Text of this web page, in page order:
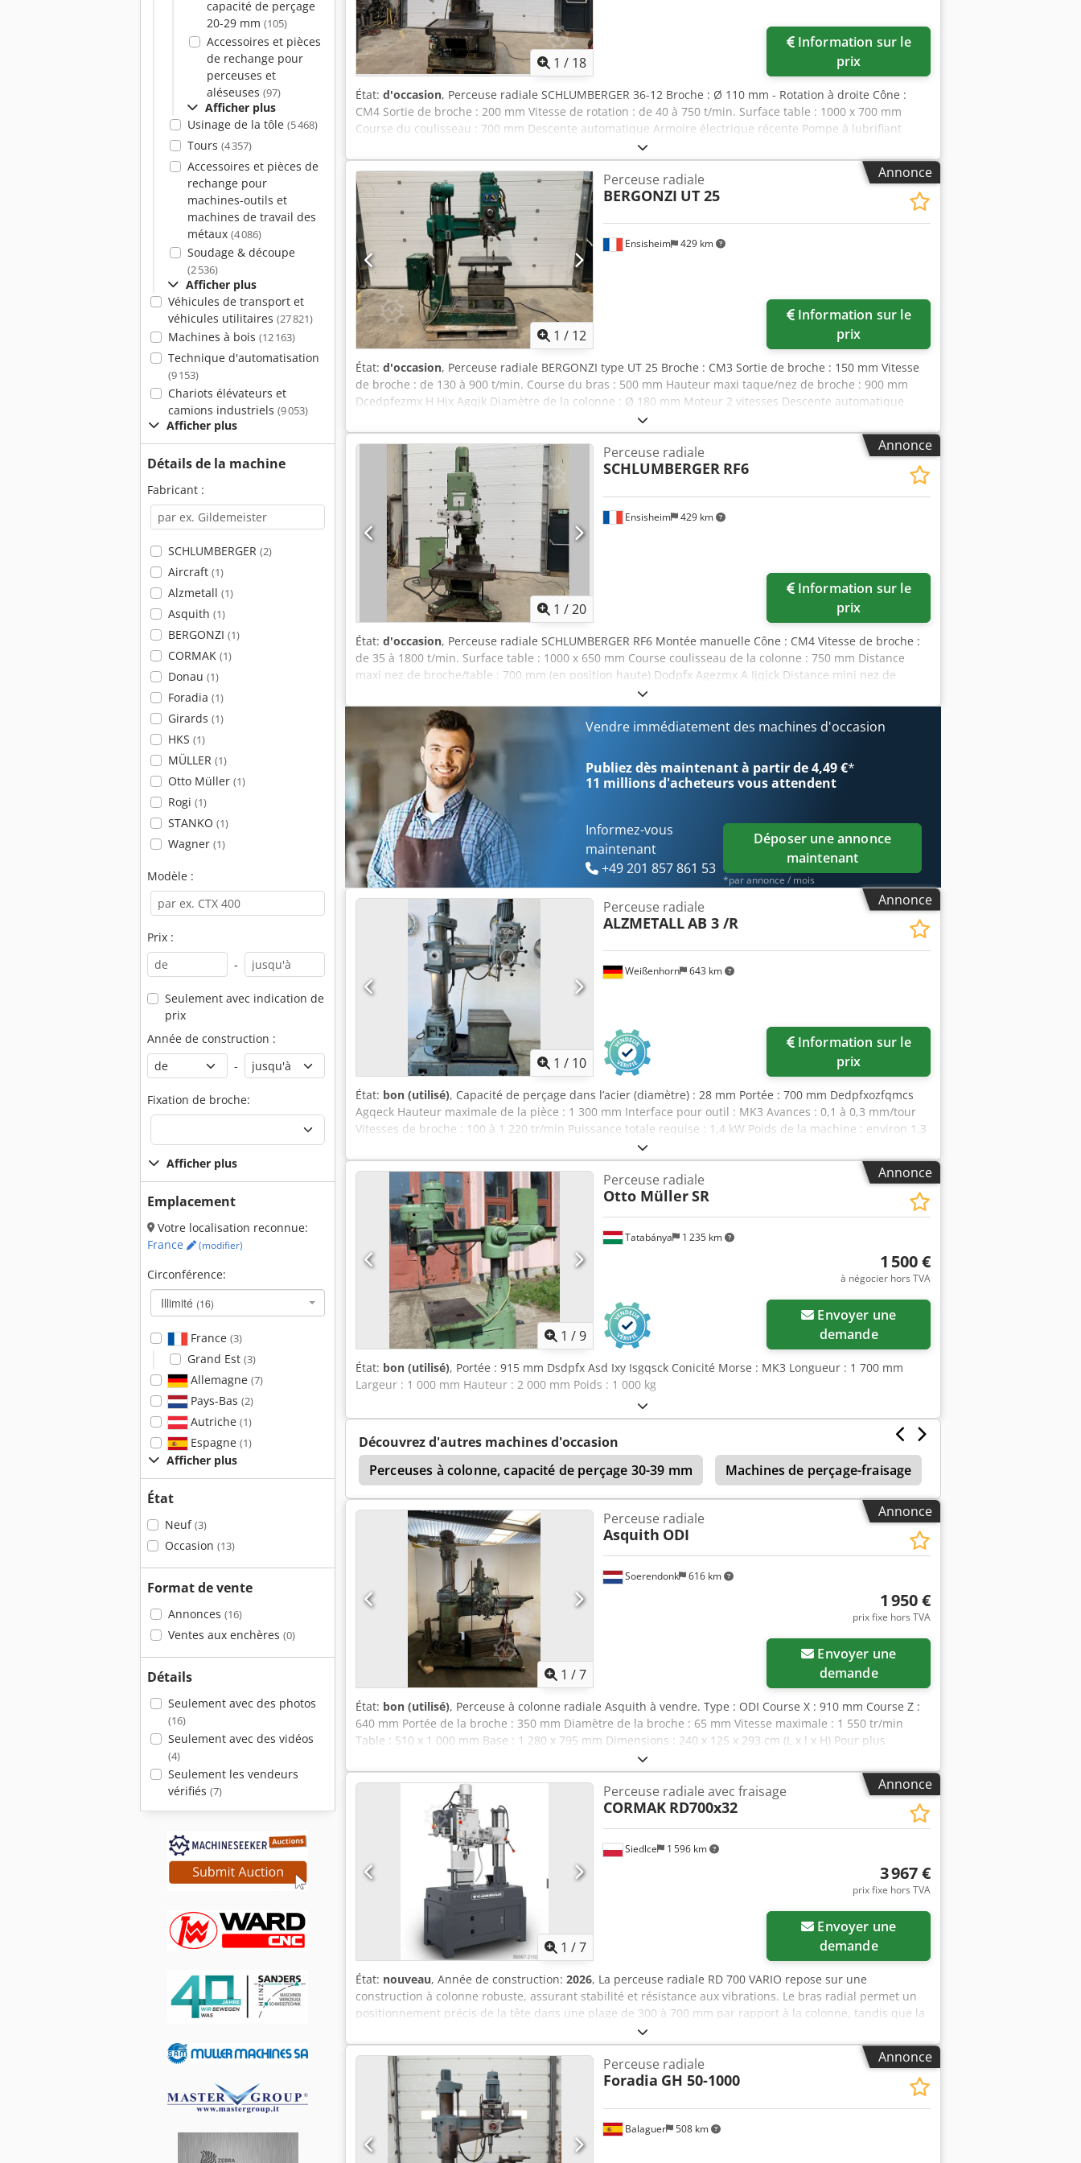
capacité de perçage
20-29 mm (105)
Accessoires et pièces
de rechange pour
perceuses et
aléseuses (97)
Afficher plus
Usinage de la tôle (5 468)
Tours (4 357)
Accessoires et pièces de
rechange pour
machines-outils et
machines de travail des
métaux (4 086)
Soudage & découpe
(2 536)
Afficher plus
Véhicules de transport et
véhicules utilitaires (27 821)
Machines à bois (12 163)
Technique d'automatisation
(9 153)
Chariots élévateurs et
camions industriels (9 053)
Afficher plus
Détails de la machine
Fabricant :
SCHLUMBERGER (2)
Aircraft (1)
Alzmetall (1)
Asquith (1)
BERGONZI (1)
CORMAK (1)
Donau (1)
Foradia (1)
Girards (1)
HKS (1)
MÜLLER (1)
Otto Müller (1)
Rogi (1)
STANKO (1)
Wagner (1)
Modèle :
Prix :
-
Seulement avec indication de
prix
Année de construction :
-
Fixation de broche:
Afficher plus
Emplacement
Votre localisation reconnue:
France
(modifier)
Circonférence:
Illimité (16)
France (3)
Grand Est (3)
Allemagne (7)
Pays-Bas (2)
Autriche (1)
Espagne (1)
Afficher plus
État
Neuf(3)
Occasion (13)
Format de vente
Annonces (16)
Ventes aux enchères (0)
Détails
Seulement avec des photos
(16)
Seulement avec des vidéos
(4)
Seulement les vendeurs
vérifiés (7)
1 / 18
Information sur le
prix
État: d'occasion, Perceuse radiale SCHLUMBERGER 36-12 Broche : Ø 110 mm - Rotation à droite Cône :
CM4 Sortie de broche : 200 mm Vitesse de rotation : de 40 à 750 t/min. Surface table : 1000 x 700 mm
Course du coulisseau : 700 mm Descente automatique Armoire électrique récente Pompe à lubrifiant
Tension : 380 V Dimensions taque arrière : 1200 x 750 mm Dimensions support machine : 1400 x 1200 mm
Hauteur totale en position haute : 2800 mm Dodjzmx Ikopfx Agqjck Hauteur totale en position basse : 2550
mm Poids : env. 3,5 T
Annonce
1 / 12
Ensisheim 429 km
Perceuse radiale
BERGONZI UT 25
Information sur le
prix
État: d'occasion, Perceuse radiale BERGONZI type UT 25 Broche : CM3 Sortie de broche : 150 mm Vitesse
de broche : de 130 à 900 t/min. Course du bras : 500 mm Hauteur maxi taque/nez de broche : 900 mm
Dcedpfezmx H Hjx Agqjk Diamètre de la colonne : Ø 180 mm Moteur 2 vitesses Descente automatique
Ressort de rappel défectueux Montée du bras électrique Fourni avec : 1 cube Longueur 500 mm x
Profondeur 400 mm x Hauteur 450 mm 1 fausse table Pompe à lubrifiant Tension : 380 V Longueur : 1500
mm Largeur : 900 mm Hauteur totale en position haute : 2300 mm Poids : env. 1,2 T
Annonce
1 /20
Ensisheim 429 km
Perceuse radiale
SCHLUMBERGER RF6
Information sur le
prix
État: d'occasion, Perceuse radiale SCHLUMBERGER RF6 Montée manuelle Cône : CM4 Vitesse de broche :
de 35 à 1800 t/min. Surface table : 1000 x 650 mm Course coulisseau de la colonne : 750 mm Distance
maxi nez de broche/table : 700 mm (en position haute) Dodpfx Agezmx A Ijqjck Distance mini nez de
broche/table : 250 mm (en position basse) Montée/baisse table + colonne manuelles Descente
automatique Rotation à 360° sur colonne Blocage hydraulique du bélier de la colonne Fonction
perçage/taraudage Pompe à lubrifiant Tension : 380 V Largeur : 1400 mm Profondeur : 900 mm Hauteur
en position basse : 2650 mm Hauteur en position haute : 3000 mm Poids : env. 3 T
Vendre immédiatement des machines d'occasion
Publiez dès maintenant à partir de 4,49 €*
11 millions d'acheteursvous attendent
Informez-vous
maintenant
+49 201 857 861 53
Déposer une annonce
maintenant
*par annonce / mois
Annonce
1 / 10
Weißenhorn 643 km
Perceuse radiale
ALZMETALLAB 3 /R
Information sur le
prix
État: bon (utilisé), Capacité de perçage dans l’acier (diamètre) : 28 mm Portée : 700 mm Dedpfxozfqmcs
Agqeck Hauteur maximale de la pièce : 1 300 mm Interface pour outil : MK3 Avances : 0,1 à 0,3 mm/tour
Vitesses de broche : 100 à 1 220 tr/min Puissance totale requise : 1,4 kW Poids de la machine : environ 1,3
t Encombrement : environ L x l x H 1,8 x 0,8 x 2,3 m y compris table à rainures en T y compris avance de
perçage serrage mécanique
Annonce
1 /9
Tatabánya 1 235 km
Perceuse radiale
Otto MüllerSR
1 500 €
à négocier hors TVA
demande
État: bon (utilisé), Portée : 915 mm Dsdpfx Asd Ixy Isgqsck Conicité Morse : MK3 Longueur : 1 700 mm
Largeur : 1 000 mm Hauteur : 2 000 mm Poids : 1 000 kg
Découvrez d'autres machines d'occasion
Perceuses à colonne, capacité de perçage 30-39 mm
Machines de perçage-fraisage
Perceuse Multibriches
Annonce
1 /7
Soerendonk 616 km
Perceuse radiale
Asquith ODI
1 950 €
prix fixe hors TVA
demande
État: bon (utilisé), Perceuse à colonne radiale Asquith à vendre. Type : ODI Course X : 910 mm Course Z :
640 mm Portée de la broche : 350 mm Diamètre de la broche : 65 mm Vitesse maximale : 1 550 tr/min
Table : 510 x 1 000 mm Base : 1 280 x 795 mm Dimensions : 240 x 125 x 293 cm (L x l x H) Pour plus
d’informations, veuillez nous contacter par téléphone ou par e-mail. Dedpjh U Iaxjfx Agqsck
Annonce
1 /7
Siedlce 1 596 km
Perceuse radiale avec fraisage
CORMAK RD700x32
3 967 €
prix fixe hors TVA
demande
État: nouveau, Année de construction: 2026, La perceuse radiale RD 700 VARIO repose sur une
construction à colonne robuste, assurant stabilité et résistance aux vibrations. Le bras radial permet un
positionnement précis de la tête dans une plage de 300 à 700 mm par rapport à la colonne, tandis que la
course de la broche de 130 mm autorise un perçage confortable en un seul réglage. Composants clés -
Broche : Cône Morse MK3 avec vis de traction, réglage continu de la vitesse, capacité maximale de
perçage 32 mm. - Système d’avance : Avance automatique de la broche à trois plages, intégrée au mode
taraudage. - Moteur principal : Puissance de 1,5 kW, alimentation 400 V, conçu pour un fonctionnement
en continu. - Table et plaque inférieure : Table cubique 250×250×250 mm et plaque de travail 900×620
mm avec rainures en T. Précision et performance Grâce au réglage continu de la vitesse et aux afficheurs
numériques des paramètres, la RD 700 VARIO garantit une grande précision et une reproductibilité
élevée des opérations. L’avance automatique et le mode taraudage réduisent le temps de cycle de
Annonce
Balaguer 508 km
Perceuse radiale
Foradia GH 50-1000